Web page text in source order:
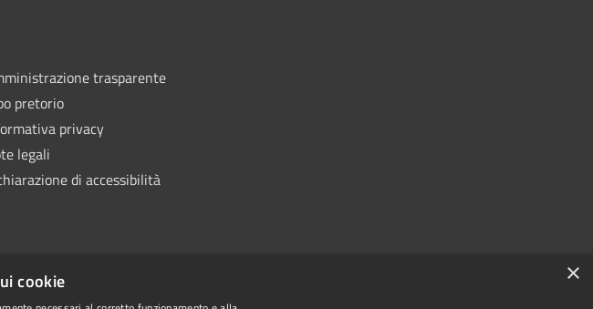
trasparente
pretorio
privacy
legali
di accessibilità
×
cookie